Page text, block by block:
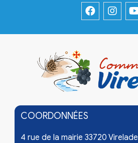
COORDONNÉES
4 rue de la mairie 33720 Virelade